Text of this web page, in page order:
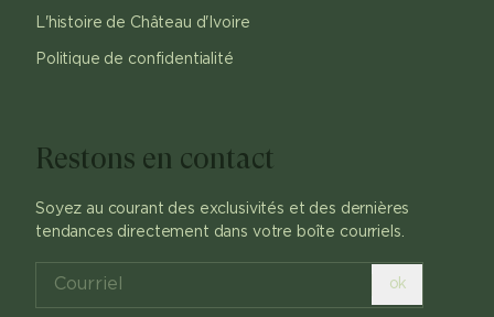
L'histoire de Château d'Ivoire
Politique de confidentialité
Restons en contact
Soyez au courant des exclusivités et des dernières
tendances directement dans votre boîte courriels.
ok